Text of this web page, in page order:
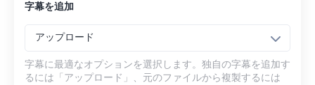
字幕を追加
アップロード
字幕に最適なオプションを選択します。独自の字幕を追加す
るには「アップロード」、元のファイルから複製するには